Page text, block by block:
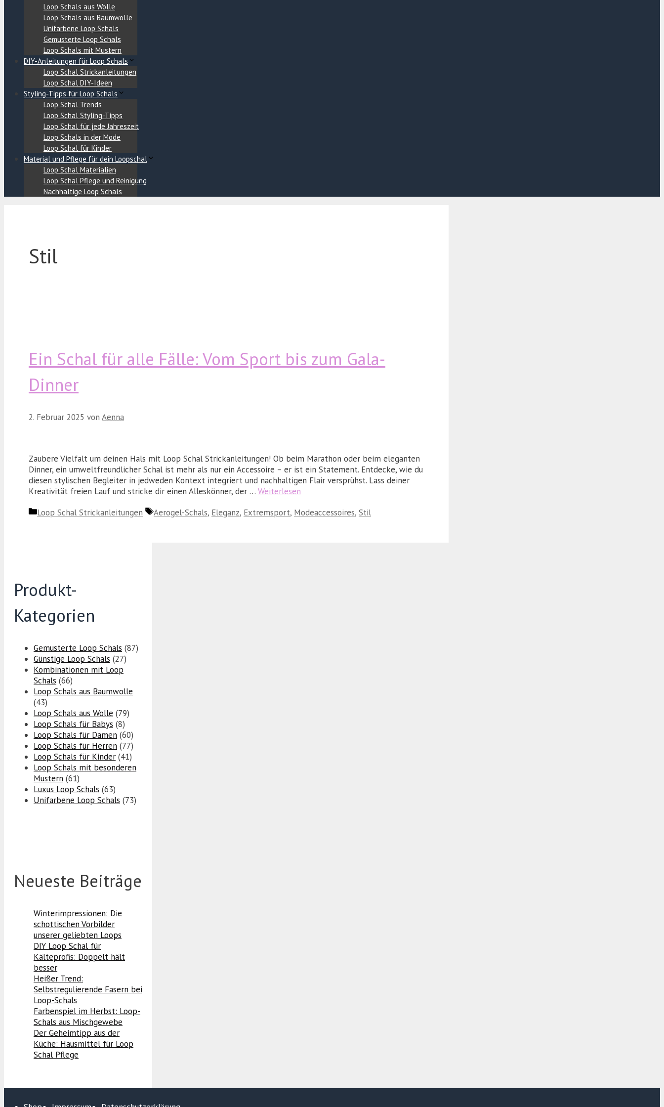
Loop Schals aus Wolle
Loop Schals aus Baumwolle
Unifarbene Loop Schals
Gemusterte Loop Schals
Loop Schals mit Mustern
DIY-Anleitungen für Loop Schals
Loop Schal Strickanleitungen
Loop Schal DIY-Ideen
Styling-Tipps für Loop Schals
Loop Schal Trends
Loop Schal Styling-Tipps
Loop Schal für jede Jahreszeit
Loop Schals in der Mode
Loop Schal für Kinder
Material und Pflege für dein Loopschal
Loop Schal Materialien
Loop Schal Pflege und Reinigung
Nachhaltige Loop Schals
Stil
Ein Schal für alle Fälle: Vom Sport bis zum Gala-
Dinner
2. Februar 2025 von Aenna
Zaubere Vielfalt um deinen Hals mit Loop Schal Strickanleitungen! Ob beim Marathon oder beim eleganten
Dinner, ein umweltfreundlicher Schal ist mehr als nur ein Accessoire – er ist ein Statement. Entdecke, wie du
diesen stylischen Begleiter in jedweden Kontext integriert und nachhaltigen Flair versprühst. Lass deiner
Kreativität freien Lauf und stricke dir einen Alleskönner, der … Weiterlesen
Kategorien
Loop Schal Strickanleitungen Schlagwörter
Aerogel-Schals, Eleganz, Extremsport, Modeaccessoires, Stil
Produkt-
Kategorien
Gemusterte Loop Schals (87)
Günstige Loop Schals (27)
Kombinationen mit Loop
Schals (66)
Loop Schals aus Baumwolle
(43)
Loop Schals aus Wolle (79)
Loop Schals für Babys (8)
Loop Schals für Damen (60)
Loop Schals für Herren (77)
Loop Schals für Kinder (41)
Loop Schals mit besonderen
Mustern (61)
Luxus Loop Schals (63)
Unifarbene Loop Schals (73)
Neueste Beiträge
Winterimpressionen: Die
schottischen Vorbilder
unserer geliebten Loops
DIY Loop Schal für
Kälteprofis: Doppelt hält
besser
Heißer Trend:
Selbstregulierende Fasern bei
Loop-Schals
Farbenspiel im Herbst: Loop-
Schals aus Mischgewebe
Der Geheimtipp aus der
Küche: Hausmittel für Loop
Schal Pflege